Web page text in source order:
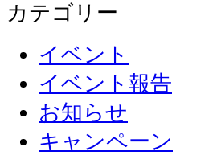
カテゴリー
イベント
イベント報告
お知らせ
キャンペーン